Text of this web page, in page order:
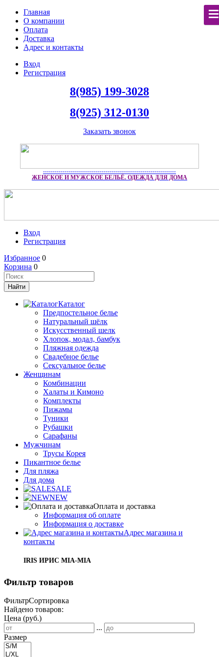
Главная
О компании
Оплата
Доставка
Адрес и контакты
Вход
Регистрация
8(985) 199-3028
8(925) 312-0130
Заказать звонок
--------------------------------------------------------------------
ЖЕНСКОЕ И МУЖСКОЕ БЕЛЬЁ. ОДЕЖДА ДЛЯ ДОМА
Вход
Регистрация
Избранное 0
Корзина 0
Каталог
Предпостельное белье
Натуральный шёлк
Искусственный шелк
Хлопок, модал, бамбук
Пляжная одежда
Свадебное белье
Сексуальное белье
Женщинам
Комбинации
Халаты и Кимоно
Комплекты
Пижамы
Туники
Рубашки
Сарафаны
Мужчинам
Трусы Корея
Пикантное белье
Для пляжа
Для дома
SALE
NEW
Оплата и доставка
Информация об оплате
Информация о доставке
Адрес магазина и
контакты
IRIS ИРИС MIA-MIA
Фильтр товаров
ФильтрСортировка
Найдено товаров:
Цена (руб.)
...
Размер